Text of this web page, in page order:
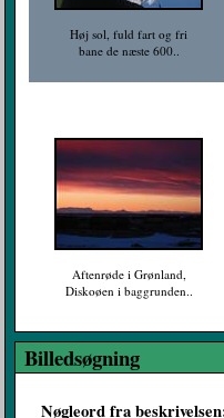
Høj sol, fuld fart og fri
bane de næste 600..
Aftenrøde i Grønland,
Diskoøen i baggrunden..
Billedsøgning
Nøgleord fra